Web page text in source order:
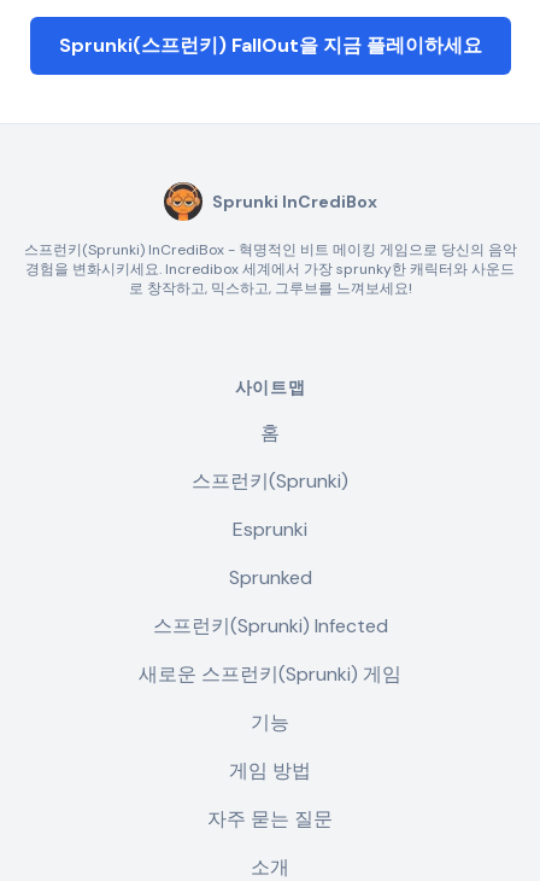
Sprunki(스프런키) FallOut을 지금 플레이하세요
Sprunki InCrediBox
스프런키(Sprunki) InCrediBox - 혁명적인 비트 메이킹 게임으로 당신의 음악
경험을 변화시키세요. Incredibox 세계에서 가장 sprunky한 캐릭터와 사운드
로 창작하고, 믹스하고, 그루브를 느껴보세요!
사이트맵
홈
스프런키(Sprunki)
Esprunki
Sprunked
스프런키(Sprunki) Infected
새로운 스프런키(Sprunki) 게임
기능
게임 방법
자주 묻는 질문
소개